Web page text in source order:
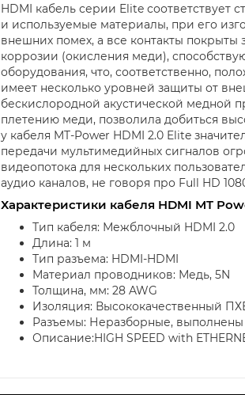
HDMI кабель серии Elite соответствует
и используемые материалы, при его
внешних помех, а все контакты
коррозии (окисления меди),
оборудования, что, соответственно,
имеет несколько уровней защиты от
бескислородной акустической медной
плетению меди, позволила добиться
у кабеля MT-Power HDMI 2.0 Elite
передачи мультимедийных сигналов
видеопотока для нескольких
аудио каналов, не говоря про Full HD
Характеристики кабеля HDMI MT
Тип кабеля: Межблочный HDMI 2.0
Длина: 1 м
Тип разъема: HDMI-HDMI
Материал проводников: Медь, 5N
Толщина, мм: 28 AWG
Изоляция: Высококачественный
Разъемы: Неразборные,
Описание:HIGH SPEED with